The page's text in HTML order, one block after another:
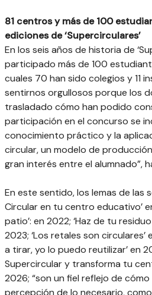
81 centros y más de 100
ediciones de ‘Supercirculares’
En los seis años de historia de
participado más de 100
cuales 70 han sido colegios y 11
sentirnos orgullosos porque los
trasladado cómo han podido
participación en el concurso se
conocimiento práctico y la
circular, un modelo de
gran interés entre el alumnado”,
En este sentido, los lemas de las
Circular en tu centro educativo’
patio’: en 2022; ‘Haz de tu
2023; ‘Los retales son circulares’
a tirar, yo lo puedo reutilizar’ en
Supercircular y transforma tu
2026; “son un fiel reflejo de
percepción de lo necesario,